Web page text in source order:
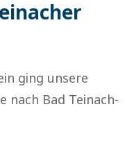
ging unsere
nach Bad Teinach-